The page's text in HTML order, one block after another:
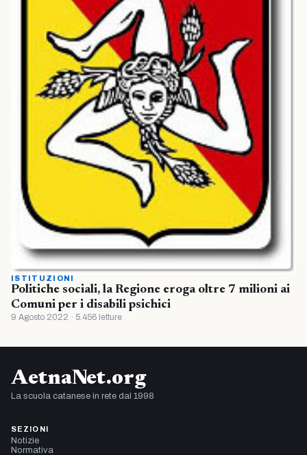
ISTITUZIONI
Politiche sociali, la Regione eroga oltre 7 milioni ai
Comuni per i disabili psichici
9 Agosto 2022 · 5.456 letture
AetnaNet.org
La scuola catanese in rete dal 1998
SEZIONI
Notizie
Normativa